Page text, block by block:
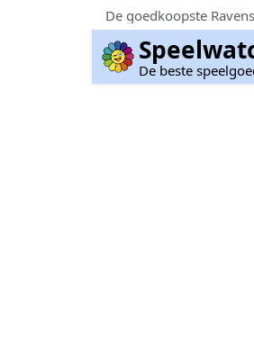
De goedkoopste
De beste